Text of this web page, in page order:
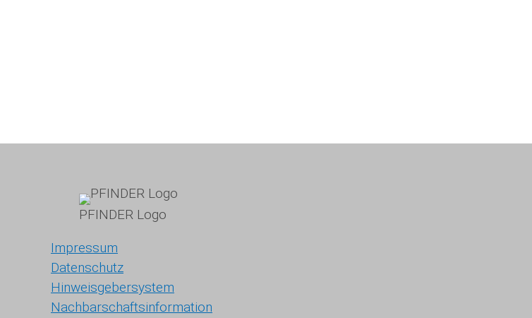
PFINDER Logo
Impressum
Datenschutz
Hinweisgebersystem
Nachbarschaftsinformation